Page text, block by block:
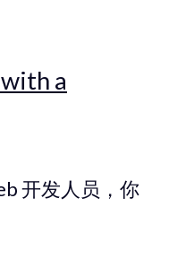
a
开发人员，你